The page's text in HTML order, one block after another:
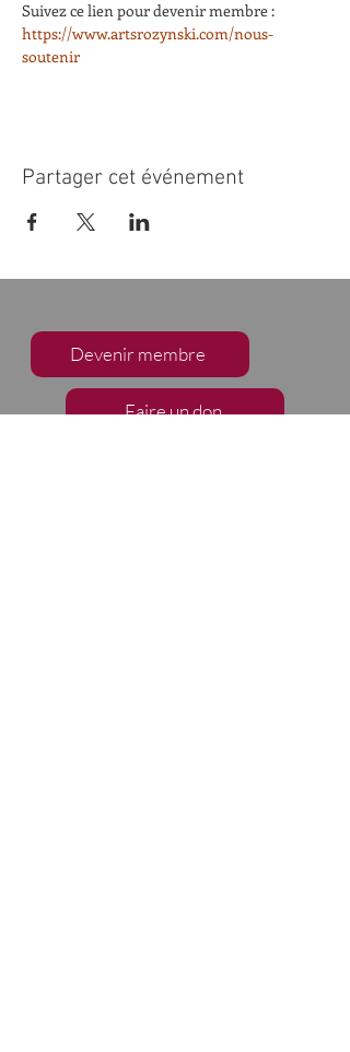
Suivez ce lien pour devenir membre :
https://www.artsrozynski.com/nous-
soutenir
Partager cet événement
Devenir membre
Faire un don